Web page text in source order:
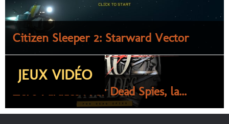
Citizen Sleeper 2: Starward Vector
JEUX VIDÉO
Zero Parades : For Dead Spies, la...